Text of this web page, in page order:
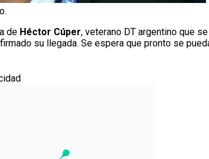
de Héctor Cúper, veterano DT argentino que
su llegada. Se espera que pronto se